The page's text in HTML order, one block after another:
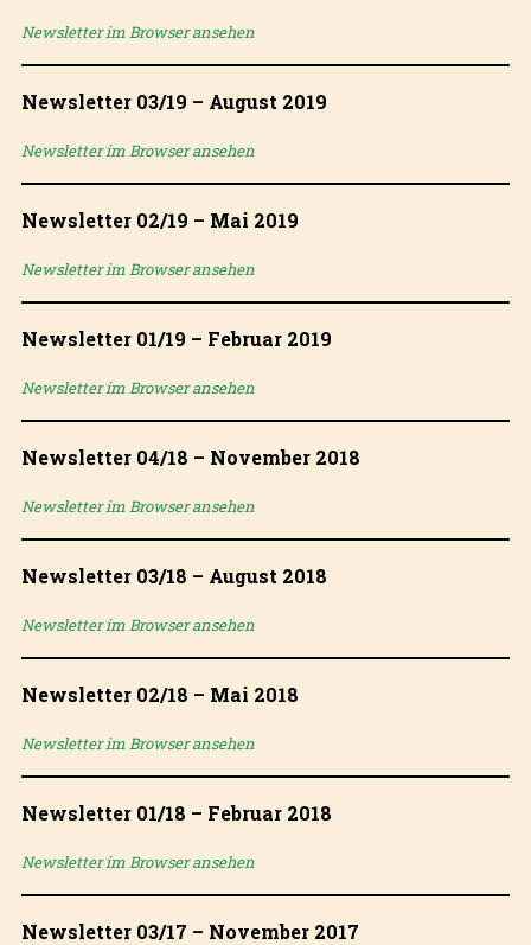
Newsletter im Browser ansehen
Newsletter 03/19 – August 2019
Newsletter im Browser ansehen
Newsletter 02/19 – Mai 2019
Newsletter im Browser ansehen
Newsletter 01/19 – Februar 2019
Newsletter im Browser ansehen
Newsletter 04/18 – November 2018
Newsletter im Browser ansehen
Newsletter 03/18 – August 2018
Newsletter im Browser ansehen
Newsletter 02/18 – Mai 2018
Newsletter im Browser ansehen
Newsletter 01/18 – Februar 2018
Newsletter im Browser ansehen
Newsletter 03/17 – November 2017